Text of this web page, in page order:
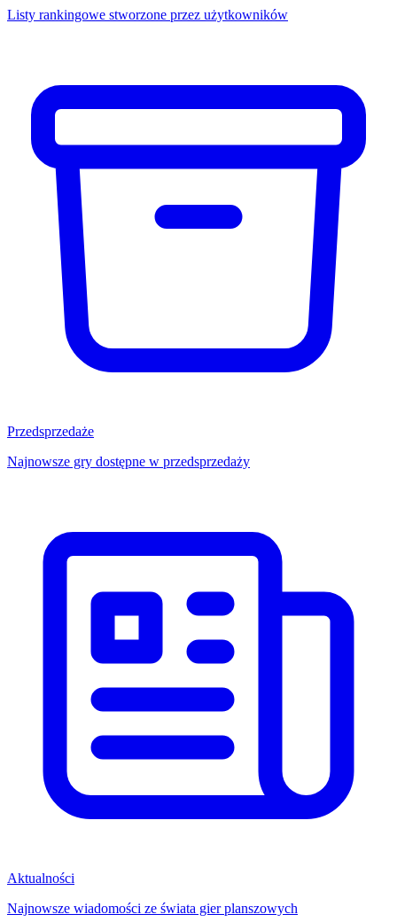
Listy rankingowe stworzone przez użytkowników
Przedsprzedaże
Najnowsze gry dostępne w przedsprzedaży
Aktualności
Najnowsze wiadomości ze świata gier planszowych